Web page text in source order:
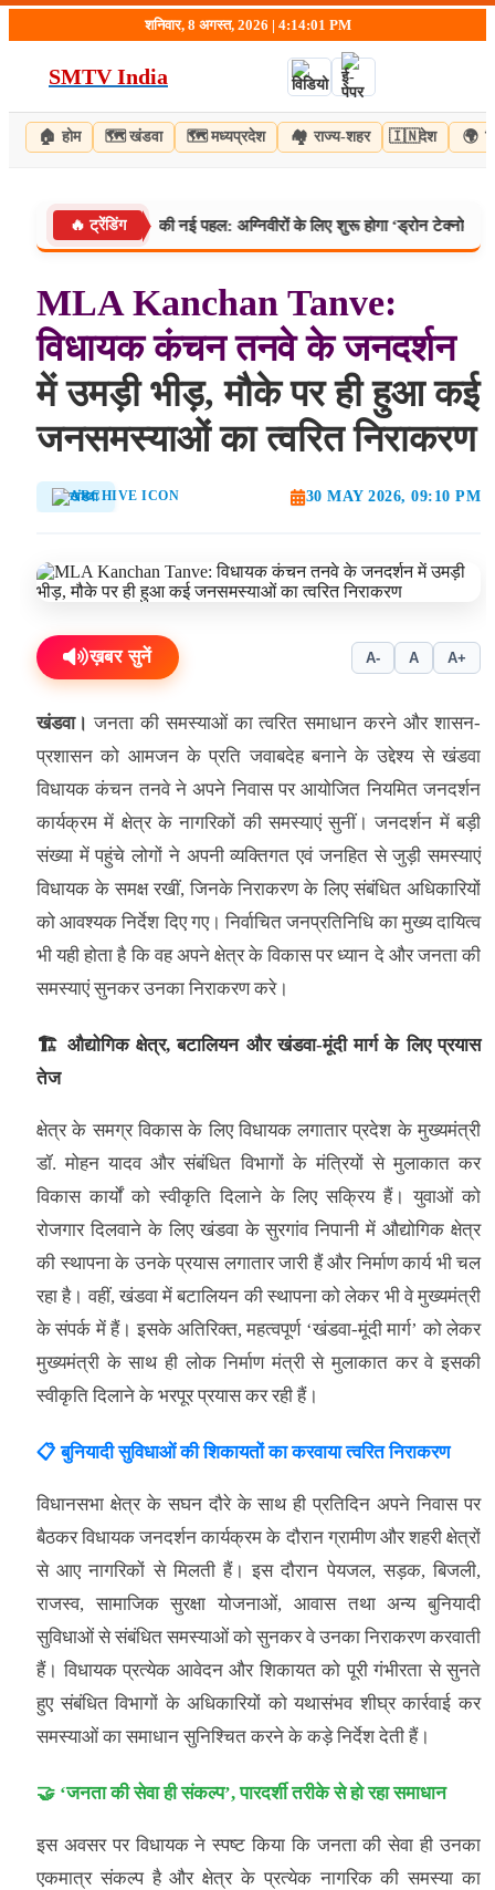
to
शनिवार, 8 अगस्त, 2026 | 4:14:02 PM
SMTV India
🏠 होम 🗺️ खंडवा 🗺️ मध्यप्रदेश 🏘️ राज्य-शहर 🇮🇳देश 🌍
🔥 ट्रेंडिंग
और महार रेजीमेंट की नई पहल: अग्निवीरों के लिए शुरू होगा ‘ड्रोन टेक्नोलॉजी’ कोर्स,
MLA Kanchan Tanve:
विधायक कंचन तनवे के जनदर्शन
में उमड़ी भीड़, मौके पर ही हुआ कई
जनसमस्याओं का त्वरित निराकरण
खंडवा 30 MAY 2026, 09:10 PM
ख़बर सुनें A- A A+
खंडवा। जनता की समस्याओं का त्वरित समाधान करने और शासन-
प्रशासन को आमजन के प्रति जवाबदेह बनाने के उद्देश्य से खंडवा
विधायक कंचन तनवे ने अपने निवास पर आयोजित नियमित जनदर्शन
कार्यक्रम में क्षेत्र के नागरिकों की समस्याएं सुनीं। जनदर्शन में बड़ी
संख्या में पहुंचे लोगों ने अपनी व्यक्तिगत एवं जनहित से जुड़ी समस्याएं
विधायक के समक्ष रखीं, जिनके निराकरण के लिए संबंधित अधिकारियों
को आवश्यक निर्देश दिए गए। निर्वाचित जनप्रतिनिधि का मुख्य दायित्व
भी यही होता है कि वह अपने क्षेत्र के विकास पर ध्यान दे और जनता की
समस्याएं सुनकर उनका निराकरण करे।
🏗️ औद्योगिक क्षेत्र, बटालियन और खंडवा-मूंदी मार्ग के लिए प्रयास
तेज
क्षेत्र के समग्र विकास के लिए विधायक लगातार प्रदेश के मुख्यमंत्री
डॉ. मोहन यादव और संबंधित विभागों के मंत्रियों से मुलाकात कर
विकास कार्यों को स्वीकृति दिलाने के लिए सक्रिय हैं। युवाओं को
रोजगार दिलवाने के लिए खंडवा के सुरगांव निपानी में औद्योगिक क्षेत्र
की स्थापना के उनके प्रयास लगातार जारी हैं और निर्माण कार्य भी चल
रहा है। वहीं, खंडवा में बटालियन की स्थापना को लेकर भी वे मुख्यमंत्री
के संपर्क में हैं। इसके अतिरिक्त, महत्वपूर्ण ‘खंडवा-मूंदी मार्ग’ को लेकर
मुख्यमंत्री के साथ ही लोक निर्माण मंत्री से मुलाकात कर वे इसकी
स्वीकृति दिलाने के भरपूर प्रयास कर रही हैं।
📋 बुनियादी सुविधाओं की शिकायतों का करवाया त्वरित निराकरण
विधानसभा क्षेत्र के सघन दौरे के साथ ही प्रतिदिन अपने निवास पर
बैठकर विधायक जनदर्शन कार्यक्रम के दौरान ग्रामीण और शहरी क्षेत्रों
से आए नागरिकों से मिलती हैं। इस दौरान पेयजल, सड़क, बिजली,
राजस्व, सामाजिक सुरक्षा योजनाओं, आवास तथा अन्य बुनियादी
सुविधाओं से संबंधित समस्याओं को सुनकर वे उनका निराकरण करवाती
हैं। विधायक प्रत्येक आवेदन और शिकायत को पूरी गंभीरता से सुनते
हुए संबंधित विभागों के अधिकारियों को यथासंभव शीघ्र कार्रवाई कर
समस्याओं का समाधान सुनिश्चित करने के कड़े निर्देश देती हैं।
🤝 ‘जनता की सेवा ही संकल्प’, पारदर्शी तरीके से हो रहा समाधान
इस अवसर पर विधायक ने स्पष्ट किया कि जनता की सेवा ही उनका
एकमात्र संकल्प है और क्षेत्र के प्रत्येक नागरिक की समस्या का